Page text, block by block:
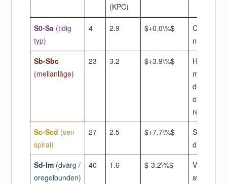
(KPC)
S0-Sa (tidig
typ)
4 2.9 $+0.0\%$
Centrum,
Sb-Sbc
(mellanläge)
23 3.2 $+3.9\%$
Höger om
mitten;
den
regionen
Sc-Scd (sen
spiral)
27 2.5 $+7.7\%$
Spridd
Sd-Im (dvärg /
oregelbunden)
40 1.6 $-3.2\%$
Vänster
svans i